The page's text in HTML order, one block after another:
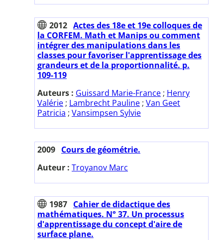
2012 Actes des 18e et 19e colloques de
la CORFEM. Math et Manips ou comment
intégrer des manipulations dans les
classes pour favoriser l'apprentissage des
grandeurs et de la proportionnalité. p.
109-119
Auteurs : Guissard Marie-France ; Henry
Valérie ; Lambrecht Pauline ; Van Geet
Patricia ; Vansimpsen Sylvie
2009 Cours de géométrie.
Auteur : Troyanov Marc
1987 Cahier de didactique des
mathématiques. N° 37. Un processus
d'apprentissage du concept d'aire de
surface plane.